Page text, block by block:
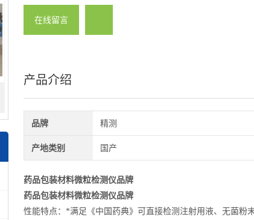
在线留言
产品介绍
品牌 精测
产地类别 国产
药品包装材料微粒检测仪品牌
药品包装材料微粒检测仪品牌
性能特点： *满足《中国药典》可直接检测注射用液、无菌粉